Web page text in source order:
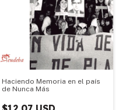
Haciendo Memoria en el país
de Nunca Más